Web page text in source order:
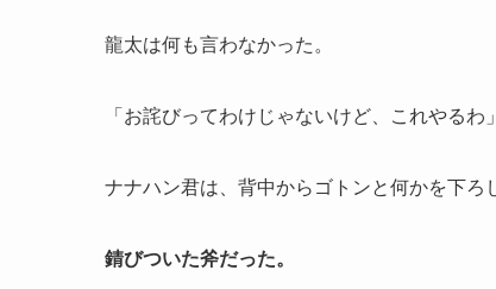
龍太は何も言わなかった。
「お詫びってわけじゃないけど、これやるわ」
ナナハン君は、背中からゴトンと何かを下ろ
錆びついた斧だった。